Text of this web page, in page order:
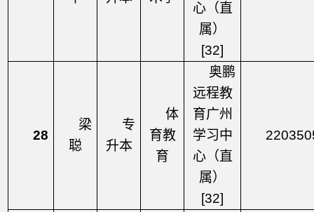
心（直
属）
[32]
28
梁
聪
专
升本
体
育教
育
奥鹏
远程教
育广州
学习中
心（直
属）
[32]